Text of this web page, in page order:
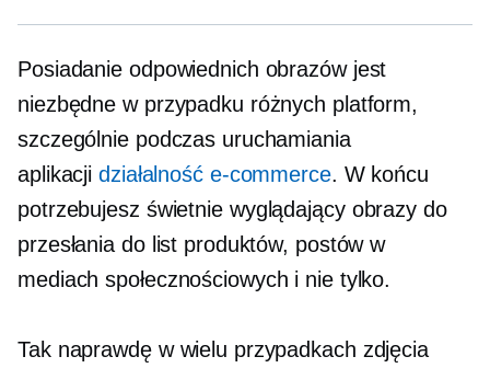
Posiadanie odpowiednich obrazów jest
niezbędne w przypadku różnych platform,
szczególnie podczas uruchamiania
aplikacjidziałalność e-commerce. W końcu
potrzebujesz świetnie wyglądającyobrazy do
przesłania do list produktów, postów w
mediach społecznościowych i nie tylko.
Tak naprawdę w wielu przypadkach zdjęcia